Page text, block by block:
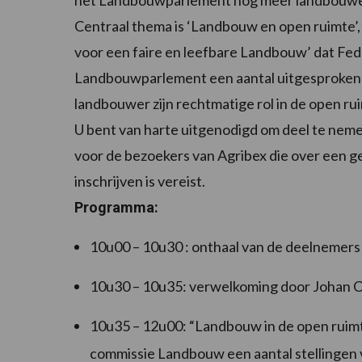
Centraal thema is ‘Landbouw en open
voor een faire en leefbare Landbouw’ dat
Landbouwparlement een aantal
landbouwer zijn rechtmatige rol in de open
U bent van harte uitgenodigd om deel te
voor de bezoekers van Agribex die over een
inschrijven is vereist.
Programma:
10u00 – 10u30 : onthaal van de deelnemers
10u30 – 10u35: verwelkoming door
10u35 – 12u00: “Landbouw in de open
commissie Landbouw een aantal